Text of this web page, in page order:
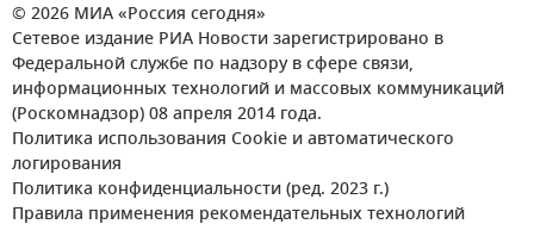
© 2026 МИА «Россия сегодня»
Сетевое издание РИА Новости зарегистрировано в
Федеральной службе по надзору в сфере связи,
информационных технологий и массовых коммуникаций
(Роскомнадзор) 08 апреля 2014 года.
Политика использования Cookie и автоматического
логирования
Политика конфиденциальности (ред. 2023 г.)
Правила применения рекомендательных технологий